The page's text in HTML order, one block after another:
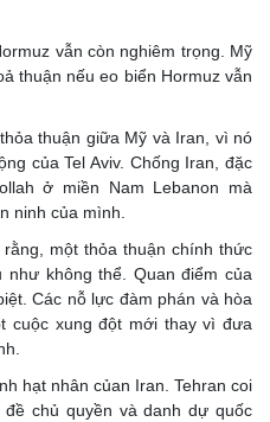
vẫn còn nghiêm trọng. Mỹ
thuận nếu eo biển Hormuz vẫn
thuận giữa Mỹ và Iran, vì nó
của Tel Aviv. Chống Iran, đặc
ở miền Nam Lebanon mà
ninh của mình.
một thỏa thuận chính thức
như không thể. Quan điểm của
Các nỗ lực đàm phán và hòa
cuộc xung đột mới thay vì đưa
hạt nhân củan Iran. Tehran coi
chủ quyền và danh dự quốc